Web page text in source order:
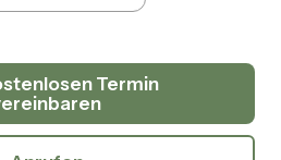
Termin